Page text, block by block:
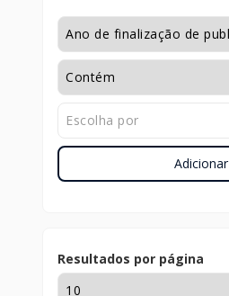
Adicionar
Resultados por página